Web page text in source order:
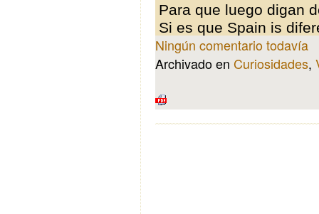
Para que luego digan
Si es que Spain is
Ningún comentario todavía
Archivado en Curiosidades,